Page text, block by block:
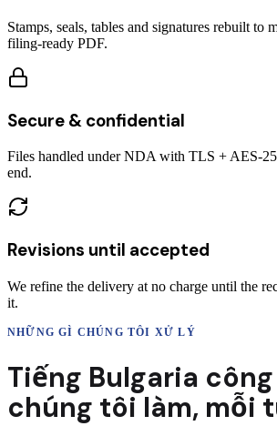
Stamps, seals, tables and signatures rebuilt
filing-ready PDF.
Secure & confidential
Files handled under NDA with TLS + AES-
end.
Revisions until accepted
We refine the delivery at no charge until the
it.
NHỮNG GÌ CHÚNG TÔI XỬ LÝ
Tiếng Bulgaria
chúng tôi làm, mỗi